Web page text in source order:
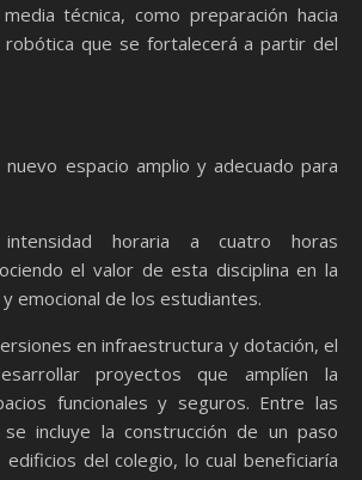
técnica, como preparación hacia
robótica que se fortalecerá a partir del
nuevo espacio amplio y adecuado para
horaria a cuatro horas
el valor de esta disciplina en la
emocional de los estudiantes.
en infraestructura y dotación, el
proyectos que amplíen la
funcionales y seguros. Entre las
incluye la construcción de un paso
del colegio, lo cual beneficiaría